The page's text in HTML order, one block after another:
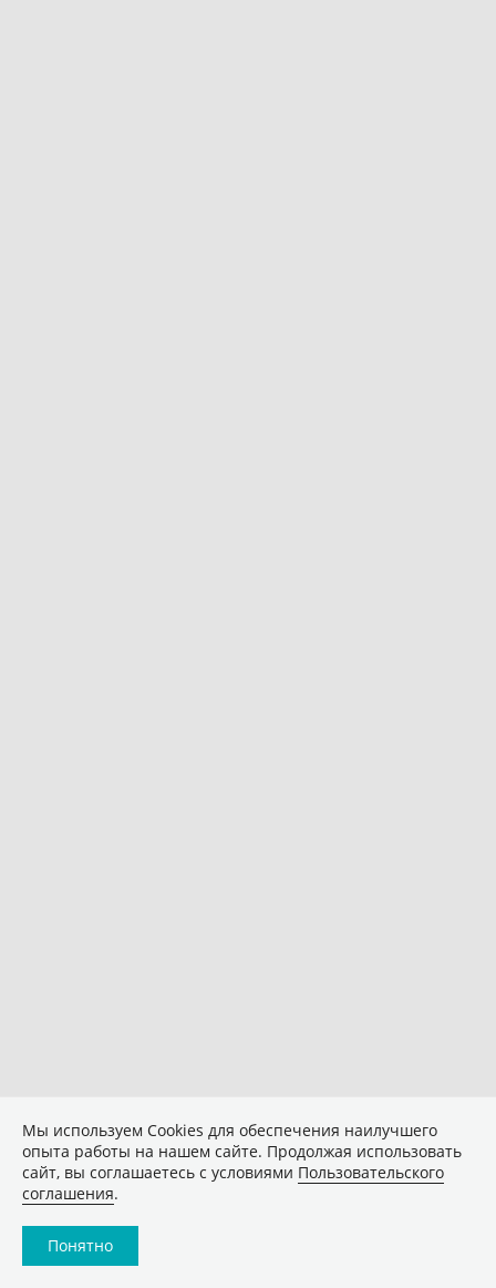
Мы используем Сookies для обеспечения наилучшего
опыта работы на нашем сайте. Продолжая использовать
сайт, вы соглашаетесь с условиями Пользовательского
соглашения.
Понятно